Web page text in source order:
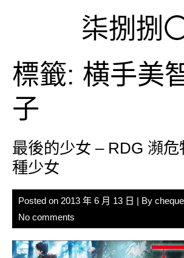
柒捌捌
標籤: 横手美
子
最後的少女 – RDG 瀕危
種少女
Posted on 2013 年 6 月 13 日 | By
No comments